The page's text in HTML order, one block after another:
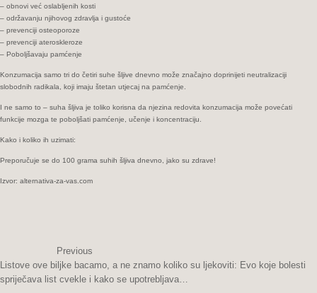
– obnovi već oslabljenih kosti
– održavanju njihovog zdravlja i gustoće
– prevenciji osteoporoze
– prevenciji ateroskleroze
– Poboljšavaju pamćenje
Konzumacija samo tri do četiri suhe šljive dnevno može značajno doprinijeti neutralizaciji
slobodnih radikala, koji imaju štetan utjecaj na pamćenje.
I ne samo to – suha šljiva je toliko korisna da njezina redovita konzumacija može povećati
funkcije mozga te poboljšati pamćenje, učenje i koncentraciju.
Kako i koliko ih uzimati:
Preporučuje se do 100 grama suhih šljiva dnevno, jako su zdrave!
Izvor: alternativa-za-vas.com
Previous
Listove ove biljke bacamo, a ne znamo koliko su ljekoviti: Evo koje bolesti
spriječava list cvekle i kako se upotrebljava…